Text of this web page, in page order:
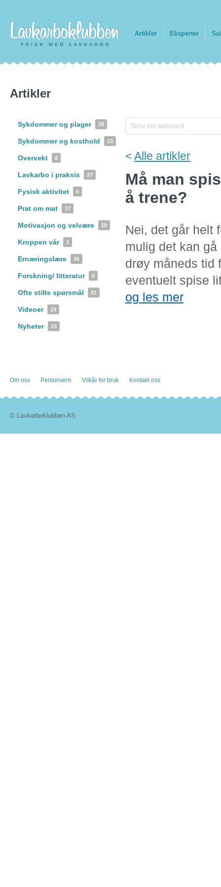
Artikler Eksperter
Artikler
Sykdommer og plager 29
Sykdommer og kosthold 13
Overvekt 8
Lavkarbo i praksis 27
Fysisk aktivitet 6
Prat om mat 37
Motivasjon og velvære 10
Kroppen vår 2
Ernæringslære 26
Forskning/ litteratur 8
Ofte stilte spørsmål 41
Videoer 19
Nyheter 23
<Alle artikler
Må man
å trene?
Nei, det går helt
mulig det kan
drøy måneds tid
eventuelt spise
og les mer
Om oss Personvern Vilkår for bruk Kontakt oss
© Lavkarboklubben AS